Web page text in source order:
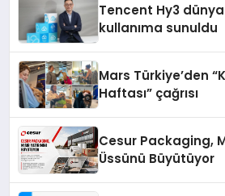
Tencent Hy3
kullanıma sunuldu
Mars Türkiye’den
Haftası” çağrısı
Cesur Packaging,
Üssünü Büyütüyor